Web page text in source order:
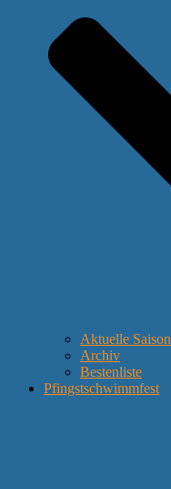
Aktuelle Saison
Archiv
Bestenliste
Pfingstschwimmfest